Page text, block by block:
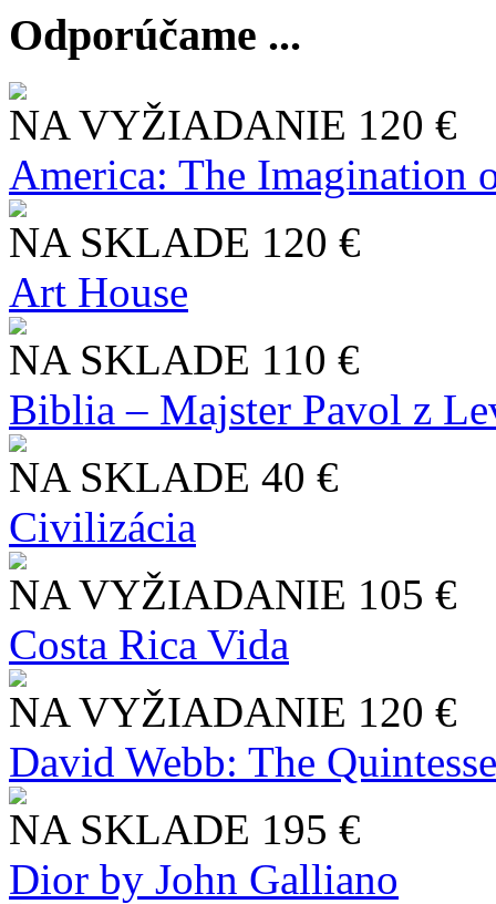
Odporúčame ...
NA VYŽIADANIE 120 €
America: The Imagination
NA SKLADE 120 €
Art House
NA SKLADE 110 €
Biblia – Majster Pavol z
NA SKLADE 40 €
Civilizácia
NA VYŽIADANIE 105 €
Costa Rica Vida
NA VYŽIADANIE 120 €
David Webb: The
NA SKLADE 195 €
Dior by John Galliano